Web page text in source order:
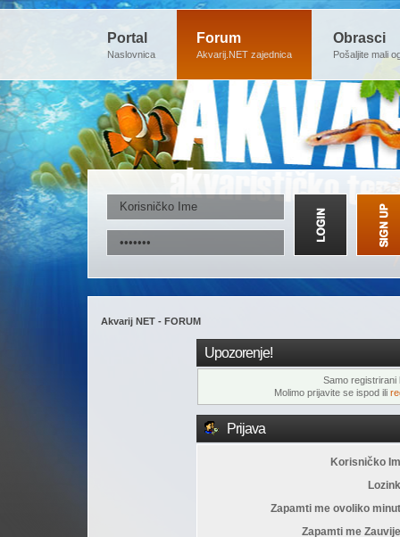
Portal
Naslovnica
Forum
Akvarij.NET zajednica
Obrasci
Pošaljite mali
Akvarij NET - FORUM
Upozorenje!
Samo registrirani
Molimo prijavite se ispod ili
Prijava
Korisničko
Zapamti me ovoliko
Zapamti me